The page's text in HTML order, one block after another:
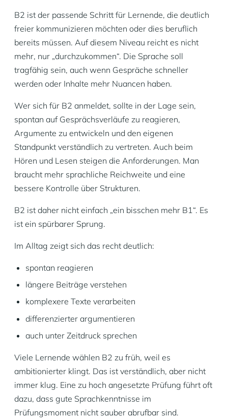
B2 ist der passende Schritt für Lernende, die deutlich
freier kommunizieren möchten oder dies beruflich
bereits müssen. Auf diesem Niveau reicht es nicht
mehr, nur „durchzukommen“. Die Sprache soll
tragfähig sein, auch wenn Gespräche schneller
werden oder Inhalte mehr Nuancen haben.
Wer sich für B2 anmeldet, sollte in der Lage sein,
spontan auf Gesprächsverläufe zu reagieren,
Argumente zu entwickeln und den eigenen
Standpunkt verständlich zu vertreten. Auch beim
Hören und Lesen steigen die Anforderungen. Man
braucht mehr sprachliche Reichweite und eine
bessere Kontrolle über Strukturen.
B2 ist daher nicht einfach „ein bisschen mehr B1“. Es
ist ein spürbarer Sprung.
Im Alltag zeigt sich das recht deutlich:
spontan reagieren
längere Beiträge verstehen
komplexere Texte verarbeiten
differenzierter argumentieren
auch unter Zeitdruck sprechen
Viele Lernende wählen B2 zu früh, weil es
ambitionierter klingt. Das ist verständlich, aber nicht
immer klug. Eine zu hoch angesetzte Prüfung führt oft
dazu, dass gute Sprachkenntnisse im
Prüfungsmoment nicht sauber abrufbar sind.